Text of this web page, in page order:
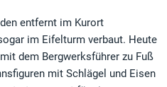
entfernt im Kurort
im Eifelturm verbaut. Heute
dem Bergwerksführer zu Fuß
mit Schlägel und Eisen